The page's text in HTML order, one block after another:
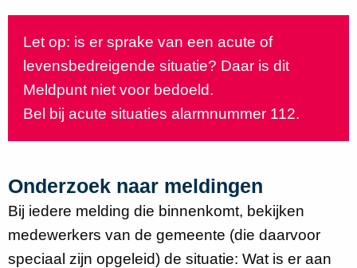
Let op: is er sprake van een acute of
levensbedreigende situatie? Daar is dit
Meldpunt niet voor bedoeld.
Bel bij acute situaties alarmnummer 112.
Onderzoek naar meldingen
Bij iedere melding die binnenkomt, bekijken
medewerkers van de gemeente (die daarvoor
speciaal zijn opgeleid) de situatie: Wat is er aan